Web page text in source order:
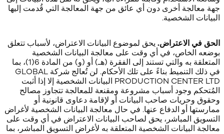
جهة معالجة أخرى دون أي عائق من جهة المعالجة التي قُدمت إليها
البيانات الشخصية.
الحق في الاعتراض.يحق لموضوع البيانات الاعتراض، لأسباب تتعلق
بوضعه الخاص، في أي وقت على معالجة البيانات الشخصية
المتعلقة به والتي تستند إلى الفقرة (هـ) أو (و) من
المادة 6(1)، بما
في ذلك التنميط بناءً على تلك الأحكام. لن تُعالج شركة GLOBAL
PRODUCTION CENTER LTD البيانات الشخصية إلا إذا أثبت
المُتحكم وجود أسباب مشروعة ومقنعة للمعالجة تتجاوز مصالح
وحقوق وحريات صاحب البيانات أو لإقامة دعاوى قانونية أو
ممارستها أو الدفاع عنها. في حال معالجة البيانات الشخصية لأغراض
التسويق المباشر، يحق لصاحب البيانات الاعتراض في أي وقت على
معالجة البيانات الشخصية المتعلقة به لأغراض التسويق المباشر، بما